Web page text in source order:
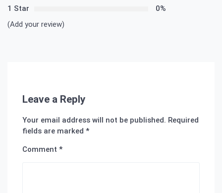
1 Star
0%
(Add your review)
Leave a Reply
Your email address will not be published. Required
fields are marked *
Comment *